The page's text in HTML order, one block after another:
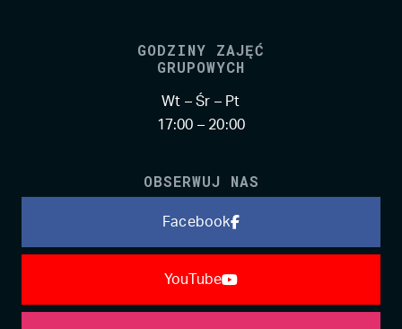
GODZINY ZAJĘĆ
GRUPOWYCH
Wt – Śr – Pt
17:00 – 20:00
OBSERWUJ NAS
Facebook
YouTube